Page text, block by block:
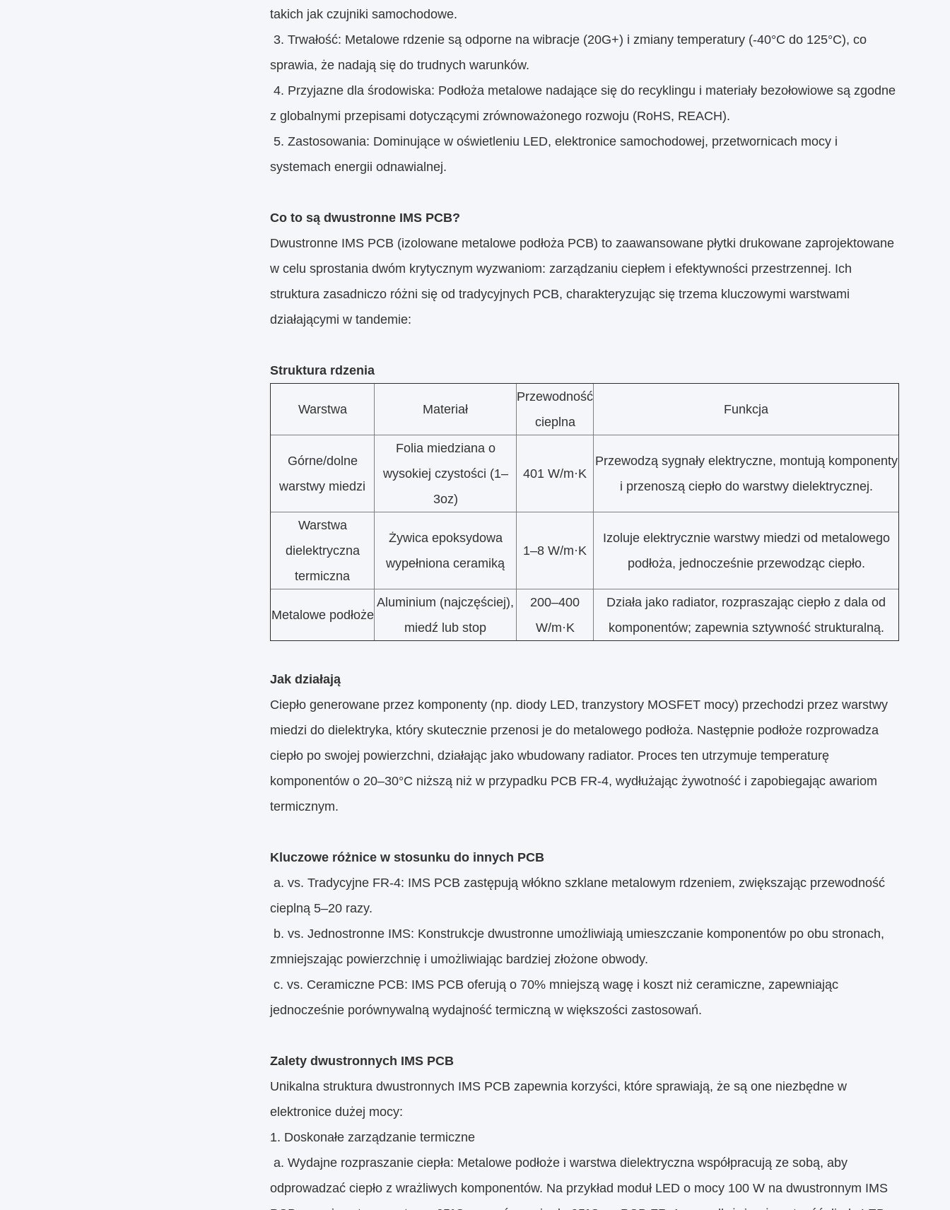
takich jak czujniki samochodowe.
3. Trwałość: Metalowe rdzenie są odporne na wibracje (20G+) i zmiany temperatury (-40°C do 125°C), co
sprawia, że ​​nadają się do trudnych warunków.
4. Przyjazne dla środowiska: Podłoża metalowe nadające się do recyklingu i materiały bezołowiowe są zgodne
z globalnymi przepisami dotyczącymi zrównoważonego rozwoju (RoHS, REACH).
5. Zastosowania: Dominujące w oświetleniu LED, elektronice samochodowej, przetwornicach mocy i
systemach energii odnawialnej.
Co to są dwustronne IMS PCB?
Dwustronne IMS PCB (izolowane metalowe podłoża PCB) to zaawansowane płytki drukowane zaprojektowane
w celu sprostania dwóm krytycznym wyzwaniom: zarządzaniu ciepłem i efektywności przestrzennej. Ich
struktura zasadniczo różni się od tradycyjnych PCB, charakteryzując się trzema kluczowymi warstwami
działającymi w tandemie:
Struktura rdzenia
Warstwa Materiał
Przewodność
cieplna
Funkcja
Górne/dolne
warstwy miedzi
Folia miedziana o
wysokiej czystości (1–
3oz)
401 W/m·K
Przewodzą sygnały elektryczne, montują komponenty
i przenoszą ciepło do warstwy dielektrycznej.
Warstwa
dielektryczna
termiczna
Żywica epoksydowa
wypełniona ceramiką
1–8 W/m·K
Izoluje elektrycznie warstwy miedzi od metalowego
podłoża, jednocześnie przewodząc ciepło.
Metalowe podłoże
Aluminium (najczęściej),
miedź lub stop
200–400
W/m·K
Działa jako radiator, rozpraszając ciepło z dala od
komponentów; zapewnia sztywność strukturalną.
Jak działają
Ciepło generowane przez komponenty (np. diody LED, tranzystory MOSFET mocy) przechodzi przez warstwy
miedzi do dielektryka, który skutecznie przenosi je do metalowego podłoża. Następnie podłoże rozprowadza
ciepło po swojej powierzchni, działając jako wbudowany radiator. Proces ten utrzymuje temperaturę
komponentów o 20–30°C niższą niż w przypadku PCB FR-4, wydłużając żywotność i zapobiegając awariom
termicznym.
Kluczowe różnice w stosunku do innych PCB
a. vs. Tradycyjne FR-4: IMS PCB zastępują włókno szklane metalowym rdzeniem, zwiększając przewodność
cieplną 5–20 razy.
b. vs. Jednostronne IMS: Konstrukcje dwustronne umożliwiają umieszczanie komponentów po obu stronach,
zmniejszając powierzchnię i umożliwiając bardziej złożone obwody.
c. vs. Ceramiczne PCB: IMS PCB oferują o 70% mniejszą wagę i koszt niż ceramiczne, zapewniając
jednocześnie porównywalną wydajność termiczną w większości zastosowań.
Zalety dwustronnych IMS PCB
Unikalna struktura dwustronnych IMS PCB zapewnia korzyści, które sprawiają, że są one niezbędne w
elektronice dużej mocy:
1. Doskonałe zarządzanie termiczne
a. Wydajne rozpraszanie ciepła: Metalowe podłoże i warstwa dielektryczna współpracują ze sobą, aby
odprowadzać ciepło z wrażliwych komponentów. Na przykład moduł LED o mocy 100 W na dwustronnym IMS